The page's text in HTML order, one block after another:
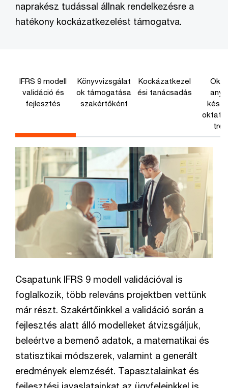
naprakész tudással állnak rendelkezésre a
hatékony kockázatkezelést támogatva.
IFRS 9 modell
validáció és
fejlesztés
Könyvvizsgálat
ok támogatása
szakértőként
Kockázatkezel
ési tanácsadás
Csapatunk IFRS 9 modell validációval is
foglalkozik, több releváns projektben vettünk
már részt. Szakértőinkkel a validáció során a
fejlesztés alatt álló modelleket átvizsgáljuk,
beleértve a bemenő adatok, a matematikai és
statisztikai módszerek, valamint a generált
eredmények elemzését. Tapasztalainkat és